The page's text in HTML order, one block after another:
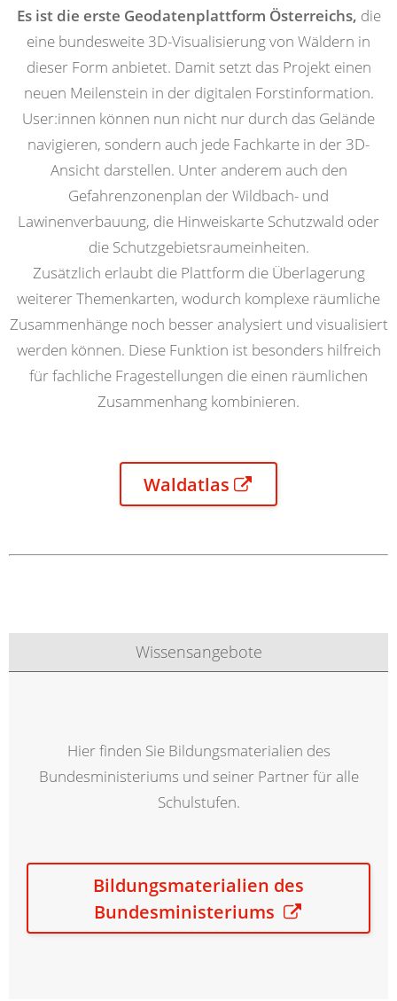
Es ist die erste Geodatenplattform Österreichs, die
eine bundesweite 3D-Visualisierung von Wäldern in
dieser Form anbietet. Damit setzt das Projekt einen
neuen Meilenstein in der digitalen Forstinformation.
User:innen können nun nicht nur durch das Gelände
navigieren, sondern auch jede Fachkarte in der 3D-
Ansicht darstellen. Unter anderem auch den
Gefahrenzonenplan der Wildbach- und
Lawinenverbauung, die Hinweiskarte Schutzwald oder
die Schutzgebietsraumeinheiten.
Zusätzlich erlaubt die Plattform die Überlagerung
weiterer Themenkarten, wodurch komplexe räumliche
Zusammenhänge noch besser analysiert und visualisiert
werden können. Diese Funktion ist besonders hilfreich
für fachliche Fragestellungen die einen räumlichen
Zusammenhang kombinieren.
Waldatlas
Wissensangebote
Hier finden Sie Bildungsmaterialien des
Bundesministeriums und seiner Partner für alle
Schulstufen.
Bildungsmaterialien des
Bundesministeriums